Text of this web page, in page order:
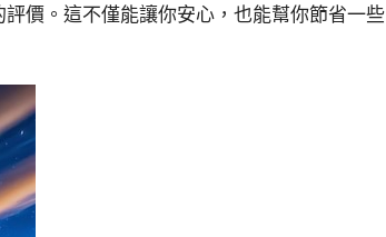
價。這不僅能讓你安心，也能幫你節省一些